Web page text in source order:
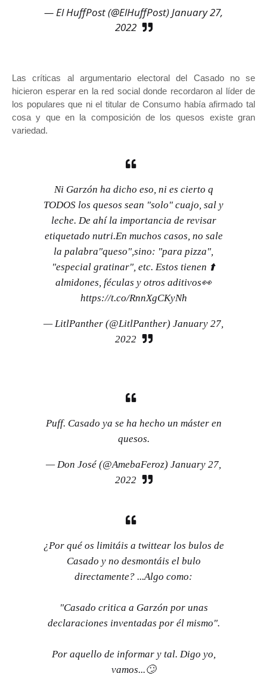
— El HuffPost (@ElHuffPost)January 27,
2022
Las críticas al argumentario electoral del Casado no se
hicieron esperar en la red social donde recordaron al líder de
los populares que ni el titular de Consumo había afirmado tal
cosa y que en la composición de los quesos existe gran
variedad.
Ni Garzón ha dicho eso, ni es cierto q
TODOS los quesos sean "solo" cuajo, sal y
leche. De ahí la importancia de revisar
etiquetado nutri.En muchos casos, no sale
la palabra"queso",sino: "para pizza",
"especial gratinar", etc. Estos tienen ⬆️
almidones, féculas y otros aditivos👀
https://t.co/RnnXgCKyNh
— LitlPanther (@LitlPanther) January 27,
2022
Puff. Casado ya se ha hecho un máster en
quesos.
— Don José (@AmebaFeroz) January 27,
2022
¿Por qué os limitáis a twittear los bulos de
Casado y no desmontáis el bulo
directamente? ...Algo como:
"Casado critica a Garzón por unas
declaraciones inventadas por él mismo".
Por aquello de informar y tal. Digo yo,
vamos...🙄